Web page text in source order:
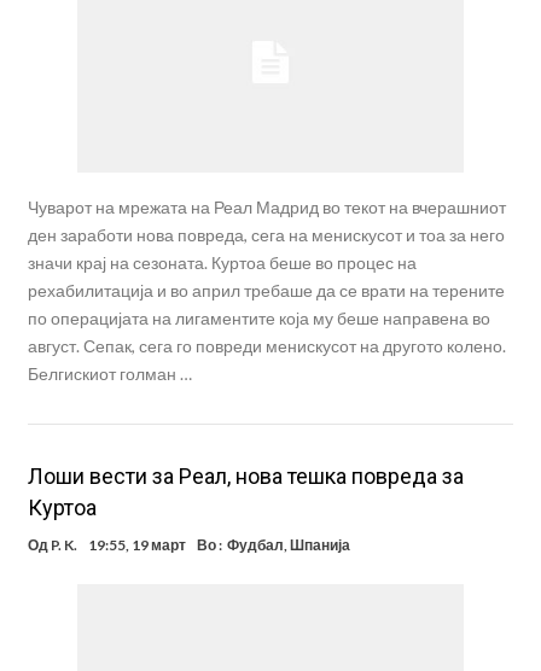
Чуварот на мрежата на Реал Мадрид во текот на вчерашниот
ден заработи нова повреда, сега на менискусот и тоа за него
значи крај на сезоната. Куртоа беше во процес на
рехабилитација и во април требаше да се врати на терените
по операцијата на лигаментите која му беше направена во
август. Сепак, сега го повреди менискусот на другото колено.
Белгискиот голман …
Лоши вести за Реал, нова тешка повреда за
Куртоа
Од P. K. 19:55, 19 март Во : Фудбал,Шпанија